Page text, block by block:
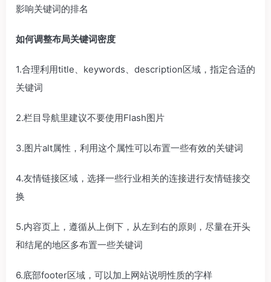
影响关键词的排名
如何调整布局关键词密度
1.合理利用title、keywords、description区域，指定合适的
关键词
2.栏目导航里建议不要使用Flash图片
3.图片alt属性，利用这个属性可以布置一些有效的关键词
4.友情链接区域，选择一些行业相关的连接进行友情链接交
换
5.内容页上，遵循从上倒下，从左到右的原则，尽量在开头
和结尾的地区多布置一些关键词
6.底部footer区域，可以加上网站说明性质的字样